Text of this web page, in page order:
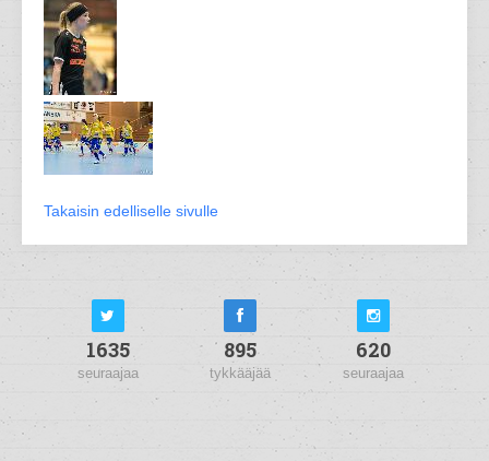
Takaisin edelliselle sivulle
1635
seuraajaa
895
tykkääjää
620
seuraajaa